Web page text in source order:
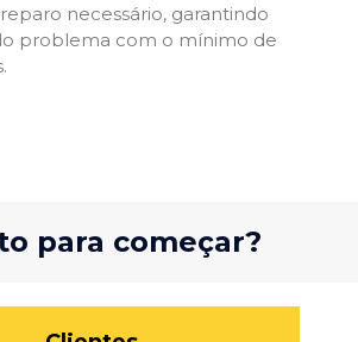
necessário, garantindo
problema com o mínimo de
para começar?